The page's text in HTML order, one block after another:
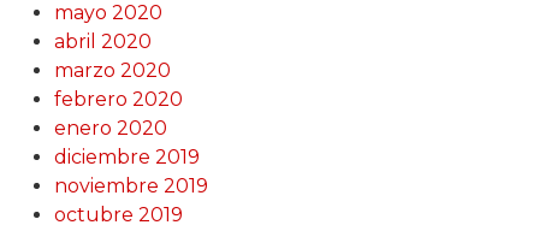
mayo 2020
abril 2020
marzo 2020
febrero 2020
enero 2020
diciembre 2019
noviembre 2019
octubre 2019